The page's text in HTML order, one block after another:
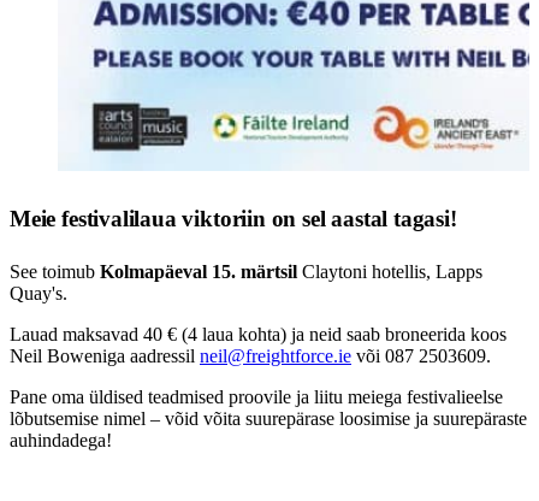
Meie festivalilaua viktoriin on sel aastal tagasi!
See toimub Kolmapäeval 15. märtsil Claytoni hotellis, Lapps
Quay's.
Lauad maksavad 40 € (4 laua kohta) ja neid saab broneerida koos
Neil Boweniga aadressil neil@freightforce.ie või 087 2503609.
Pane oma üldised teadmised proovile ja liitu meiega festivalieelse
lõbutsemise nimel – võid võita suurepärase loosimise ja suurepäraste
auhindadega!